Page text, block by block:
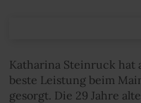
Katharina Steinruck hat
beste Leistung beim
gesorgt. Die 29 Jahre